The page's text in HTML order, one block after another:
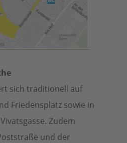
sich traditionell auf
Friedensplatz sowie in
Zudem
und der